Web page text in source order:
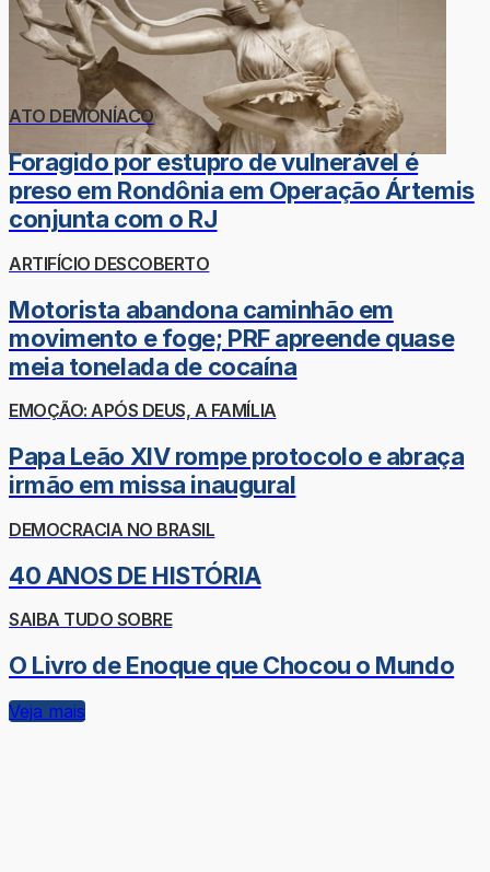
ATO DEMONÍACO
Foragido por estupro de vulnerável é
preso em Rondônia em Operação Ártemis
conjunta com o RJ
ARTIFÍCIO DESCOBERTO
Motorista abandona caminhão em
movimento e foge; PRF apreende quase
meia tonelada de cocaína
EMOÇÃO: APÓS DEUS, A FAMÍLIA
Papa Leão XIV rompe protocolo e abraça
irmão em missa inaugural
DEMOCRACIA NO BRASIL
40 ANOS DE HISTÓRIA
SAIBA TUDO SOBRE
O Livro de Enoque que Chocou o Mundo
Veja mais